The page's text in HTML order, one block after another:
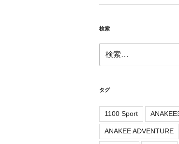
検索
索:
タグ
1100 Sport
ANAKEE ADVENTURE